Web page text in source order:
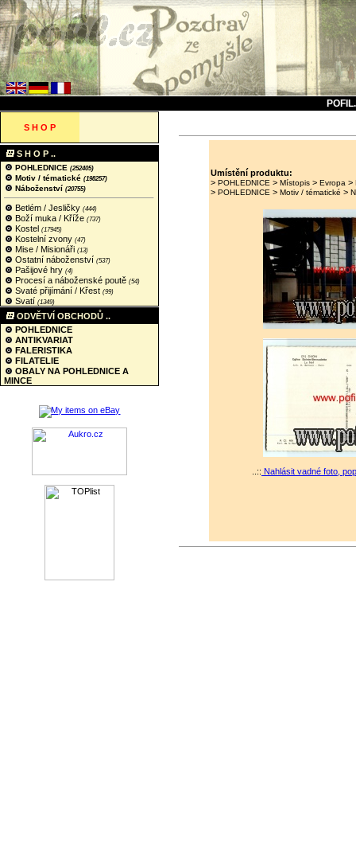
S H O P
S H O P ..
POHLEDNICE (252405)
Motiv / tématické (198257)
Náboženství (20755)
Betlém / Jesličky (444)
Boží muka / Kříže (737)
Kostel (17945)
Kostelní zvony (47)
Mise / Misionáři (13)
Ostatní náboženství (537)
Pašijové hry (4)
Procesí a náboženské poutě (54)
Svaté přijímání / Křest (99)
Svatí (1349)
ODVĚTVÍ OBCHODŮ ..
POHLEDNICE
ANTIKVARIAT
FALERISTIKA
FILATELIE
OBALY NA POHLEDNICE A
MINCE
Umístění produktu:
>POHLEDNICE >Místopis >Evropa >
>POHLEDNICE >Motiv / tématické >
..:: Nahlásit vadné foto,